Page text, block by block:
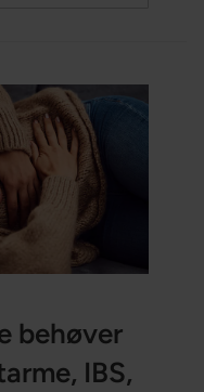
behøver
IBS,